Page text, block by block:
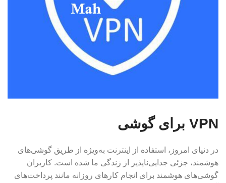
VPN برای گوشی
در دنیای امروز، استفاده از اینترنت به‌ویژه از طریق گوشی‌های
هوشمند، جزئی جدایی‌ناپذیر از زندگی ما شده است. کاربران
گوشی‌های هوشمند برای انجام کارهای روزانه مانند پرداخت‌های